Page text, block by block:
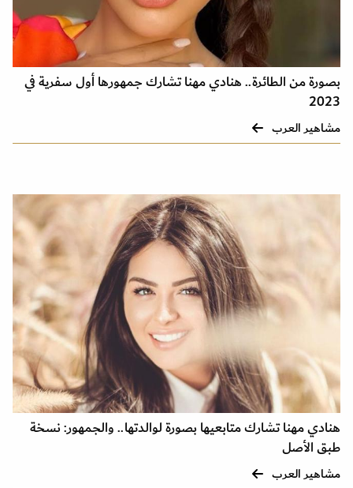
بصورة من الطائرة.. هنادي مهنا تشارك جمهورها أول سفرية في
2023
مشاهير العرب
هنادي مهنا تشارك متابعيها بصورة لوالدتها.. والجمهور: نسخة
طبق الأصل
مشاهير العرب